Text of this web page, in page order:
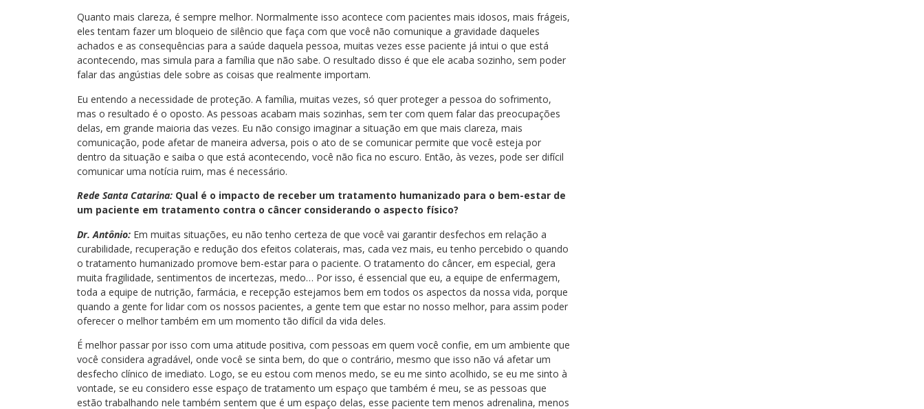
Quanto mais clareza, é sempre melhor. Normalmente isso acontece com pacientes mais idosos, mais frágeis,
eles tentam fazer um bloqueio de silêncio que faça com que você não comunique a gravidade daqueles
achados e as consequências para a saúde daquela pessoa, muitas vezes esse paciente já intui o que está
acontecendo, mas simula para a família que não sabe. O resultado disso é que ele acaba sozinho, sem poder
falar das angústias dele sobre as coisas que realmente importam.
Eu entendo a necessidade de proteção. A família, muitas vezes, só quer proteger a pessoa do sofrimento,
mas o resultado é o oposto. As pessoas acabam mais sozinhas, sem ter com quem falar das preocupações
delas, em grande maioria das vezes. Eu não consigo imaginar a situação em que mais clareza, mais
comunicação, pode afetar de maneira adversa, pois o ato de se comunicar permite que você esteja por
dentro da situação e saiba o que está acontecendo, você não fica no escuro. Então, às vezes, pode ser difícil
comunicar uma notícia ruim, mas é necessário.
Rede Santa Catarina: Qual é o impacto de receber um tratamento humanizado para o bem-estar de
um paciente em tratamento contra o câncer considerando o aspecto físico?
Dr. Antônio: Em muitas situações, eu não tenho certeza de que você vai garantir desfechos em relação a
curabilidade, recuperação e redução dos efeitos colaterais, mas, cada vez mais, eu tenho percebido o quando
o tratamento humanizado promove bem-estar para o paciente. O tratamento do câncer, em especial, gera
muita fragilidade, sentimentos de incertezas, medo… Por isso, é essencial que eu, a equipe de enfermagem,
toda a equipe de nutrição, farmácia, e recepção estejamos bem em todos os aspectos da nossa vida, porque
quando a gente for lidar com os nossos pacientes, a gente tem que estar no nosso melhor, para assim poder
oferecer o melhor também em um momento tão difícil da vida deles.
É melhor passar por isso com uma atitude positiva, com pessoas em quem você confie, em um ambiente que
você considera agradável, onde você se sinta bem, do que o contrário, mesmo que isso não vá afetar um
desfecho clínico de imediato. Logo, se eu estou com menos medo, se eu me sinto acolhido, se eu me sinto à
vontade, se eu considero esse espaço de tratamento um espaço que também é meu, se as pessoas que
estão trabalhando nele também sentem que é um espaço delas, esse paciente tem menos adrenalina, menos